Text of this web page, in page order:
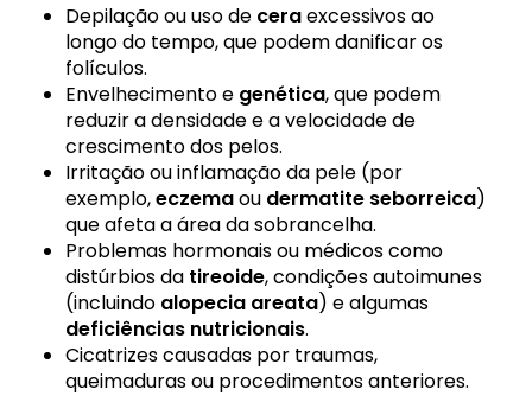
Depilação ou uso de ceraexcessivos ao
longo do tempo, que podem danificar os
folículos.
Envelhecimento e genética, que podem
reduzir a densidade e a velocidade de
crescimento dos pelos.
Irritação ou inflamação da pele (por
exemplo,eczemaou dermatite seborreica)
que afeta a área da sobrancelha.
Problemas hormonais ou médicos como
distúrbios da tireoide, condições autoimunes
(incluindo alopecia areata) e algumas
deficiências nutricionais.
Cicatrizes causadas por traumas,
queimaduras ou procedimentos anteriores.